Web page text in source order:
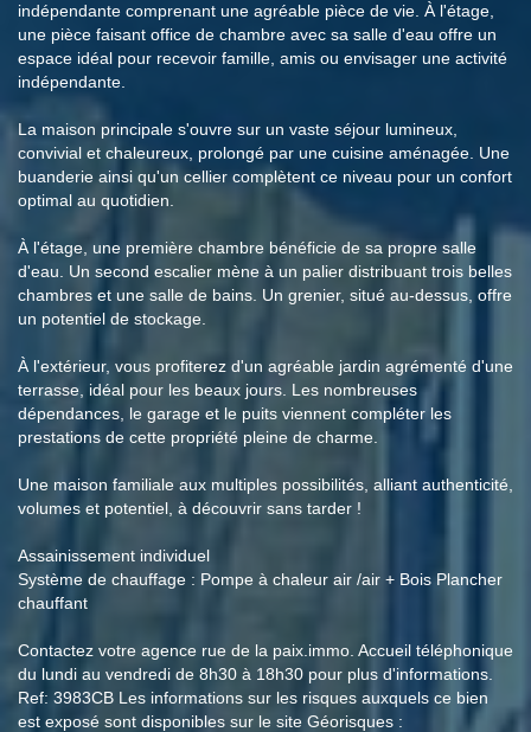
indépendante comprenant une agréable pièce de vie. À l'étage,
une pièce faisant office de chambre avec sa salle d'eau offre un
espace idéal pour recevoir famille, amis ou envisager une activité
indépendante.
La maison principale s'ouvre sur un vaste séjour lumineux,
convivial et chaleureux, prolongé par une cuisine aménagée. Une
buanderie ainsi qu'un cellier complètent ce niveau pour un confort
optimal au quotidien.
À l'étage, une première chambre bénéficie de sa propre salle
d'eau. Un second escalier mène à un palier distribuant trois belles
chambres et une salle de bains. Un grenier, situé au-dessus, offre
un potentiel de stockage.
À l'extérieur, vous profiterez d'un agréable jardin agrémenté d'une
terrasse, idéal pour les beaux jours. Les nombreuses
dépendances, le garage et le puits viennent compléter les
prestations de cette propriété pleine de charme.
Une maison familiale aux multiples possibilités, alliant authenticité,
volumes et potentiel, à découvrir sans tarder !
Assainissement individuel
Système de chauffage : Pompe à chaleur air /air + Bois Plancher
chauffant
Contactez votre agence rue de la paix.immo. Accueil téléphonique
du lundi au vendredi de 8h30 à 18h30 pour plus d'informations.
Ref: 3983CB Les informations sur les risques auxquels ce bien
est exposé sont disponibles sur le site Géorisques :